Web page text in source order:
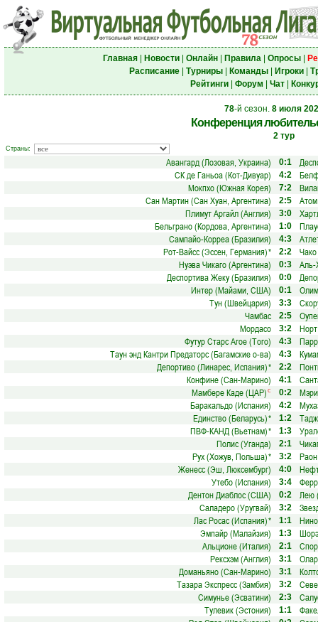
Главная| Новости| Онлайн| Правила| Опросы|
Расписание| Турниры| Команды| Игроки|
Рейтинги| Форум Чат|
78-й сезон. 8 июля
Конференция
2 тур
Страны:
Авангард (Лозовая, Украина) 0:1
СК де Ганьоа (Кот-Дивуар)
4:2
Мокпхо (Южная Корея)
7:2
Сан Мартин (Сан Хуан, Аргентина)
2:5
Плимут Аргайл (Англия)
3:0
Бельграно (Кордова, Аргентина)
1:0
Сампайо-Корреа (Бразилия)
4:3
Рот-Вайсс (Эссен, Германия)* 2:2
Нуэва Чикаго (Аргентина)
0:3
Аль-
Деспортива Жеку (Бразилия)
0:0
Интер (Майами, США)
0:1
Тун (Швейцария)
3:3
Чамбас
2:5
Мордасо
3:2
Футур Старс Агое (Того)
4:3
Таун энд Кантри Предаторс (Багамские о-ва)
4:3
Депортиво (Линарес, Испания)* 2:2
Конфине (Сан-Марино)
4:1
Мамбере Каде (ЦАР) с 0:2
Баракальдо (Испания)
4:2
Единство (Беларусь)* 1:2
ПВФ-КАНД (Вьетнам)* 1:3
Полис (Уганда)
2:1
Рух (Хожув, Польша)* 3:2
Женесс (Эш, Люксембург)
4:0
Утебо (Испания)
3:4
Дентон Диаблос (США)
0:2
Лею
Саладеро (Уругвай)
3:2
Лас Росас (Испания)* 1:1
Эмпайр (Малайзия)
1:3
Альционе (Италия)
2:1
Рексхэм (Англия)
3:1
Доманьяно (Сан-Марино)
3:1
Тазара Экспресс (Замбия)
3:2
Симунье (Эсватини)
2:3
Тулевик (Эстония)
1:1